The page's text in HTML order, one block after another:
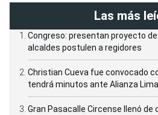
Las más
Congreso: presentan proyecto
alcaldes postulen a regidores
Christian Cueva fue convocado
tendrá minutos ante Alianza
Gran Pasacalle Circense llenó de